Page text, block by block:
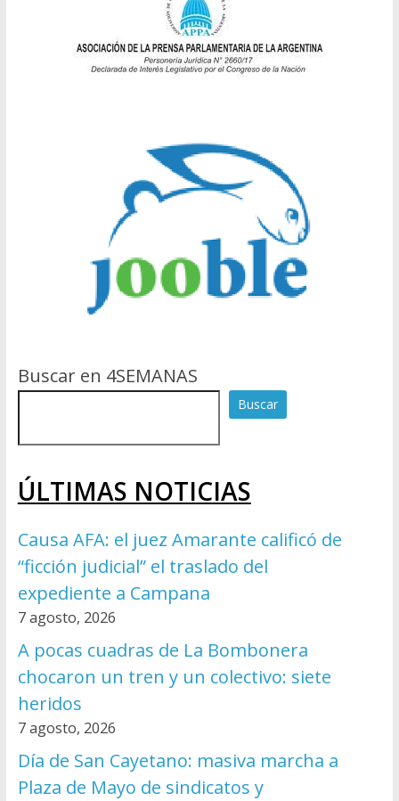
Buscar en 4SEMANAS
Buscar
ÚLTIMAS NOTICIAS
Causa AFA: el juez Amarante calificó de
“ficción judicial” el traslado del
expediente a Campana
7 agosto, 2026
A pocas cuadras de La Bombonera
chocaron un tren y un colectivo: siete
heridos
7 agosto, 2026
Día de San Cayetano: masiva marcha a
Plaza de Mayo de sindicatos y